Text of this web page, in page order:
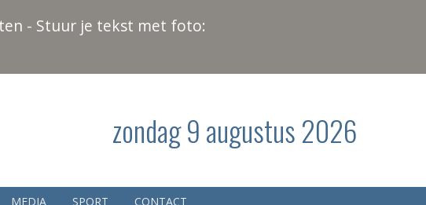
- Stuur je tekst met foto:
zondag 9 augustus 2026
MEDIA SPORT CONTACT